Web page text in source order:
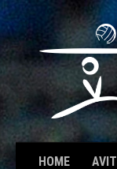
Skip to content
HOME AVIT